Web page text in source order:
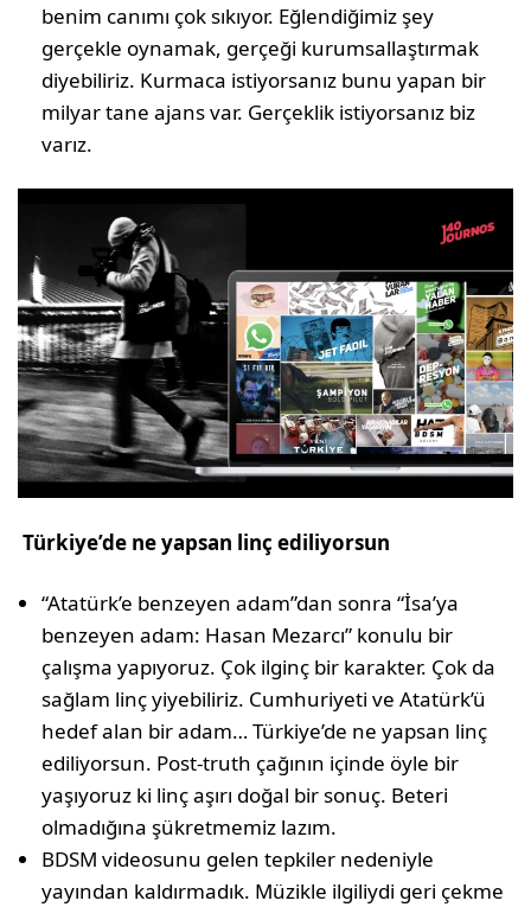
benim canımı çok sıkıyor. Eğlendiğimiz şey
gerçekle oynamak, gerçeği kurumsallaştırmak
diyebiliriz. Kurmaca istiyorsanız bunu yapan bir
milyar tane ajans var. Gerçeklik istiyorsanız biz
varız.
Türkiye’de ne yapsan linç ediliyorsun
“Atatürk’e benzeyen adam”dan sonra “İsa’ya
benzeyen adam: Hasan Mezarcı” konulu bir
çalışma yapıyoruz. Çok ilginç bir karakter. Çok da
sağlam linç yiyebiliriz. Cumhuriyeti ve Atatürk’ü
hedef alan bir adam… Türkiye’de ne yapsan linç
ediliyorsun. Post-truth çağının içinde öyle bir
yaşıyoruz ki linç aşırı doğal bir sonuç. Beteri
olmadığına şükretmemiz lazım.
BDSM videosunu gelen tepkiler nedeniyle
yayından kaldırmadık. Müzikle ilgiliydi geri çekme